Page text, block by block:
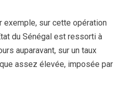
exemple, sur cette opération
du Sénégal est ressorti à
auparavant, sur un taux
assez élevée, imposée par